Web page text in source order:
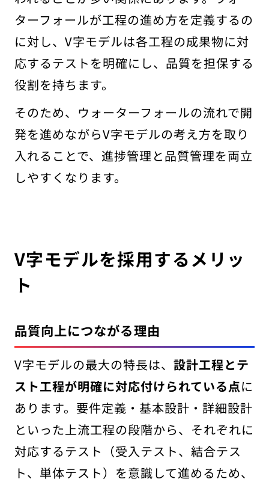
ターフォールが工程の進め方を定義するの
に対し、V字モデルは各工程の成果物に対
応するテストを明確にし、品質を担保する
役割を持ちます。
そのため、ウォーターフォールの流れで開
発を進めながらV字モデルの考え方を取り
入れることで、進捗管理と品質管理を両立
しやすくなります。
V字モデルを採用するメリッ
ト
品質向上につながる理由
V字モデルの最大の特長は、 設計工程とテ
スト工程が明確に対応付けられている点に
あります。要件定義・基本設計・詳細設計
といった上流工程の段階から、それぞれに
対応するテスト（受入テスト、結合テス
ト、単体テスト）を意識して進めるため、